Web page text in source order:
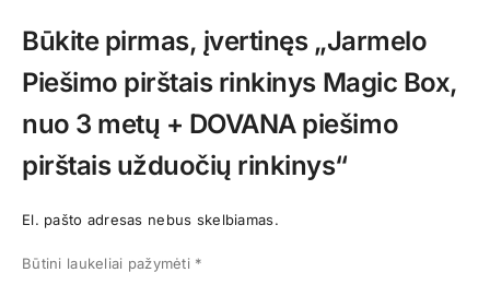
Būkite pirmas, įvertinęs „Jarmelo
Piešimo pirštais rinkinys Magic Box,
nuo 3 metų + DOVANA piešimo
pirštais užduočių rinkinys“
El. pašto adresas nebus skelbiamas.
Būtini laukeliai pažymėti *